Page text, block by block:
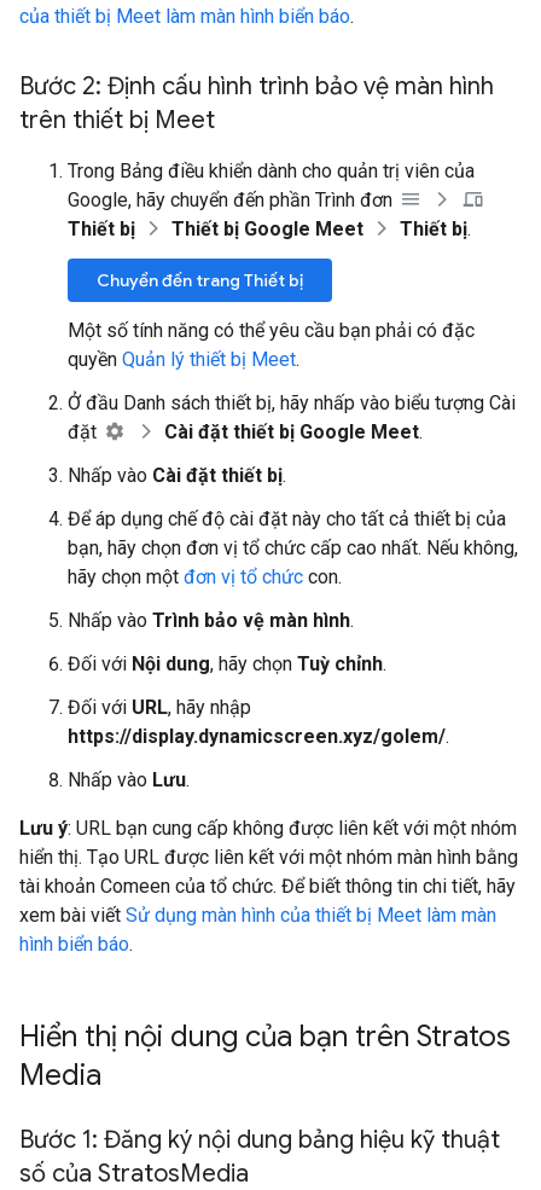
của thiết bị Meet làm màn hình biển báo.
Bước 2: Định cấu hình trình bảo vệ màn hình
trên thiết bị Meet
Trong Bảng điều khiển dành cho quản trị viên của
Google, hãy chuyển đến phần Trình đơn
Thiết bị
Thiết bị Google Meet Thiết bị.
Chuyển đến trang Thiết bị
Một số tính năng có thể yêu cầu bạn phải có đặc
quyền Quản lý thiết bị Meet.
Ở đầu Danh sách thiết bị, hãy nhấp vào biểu tượng Cài
đặt
Cài đặt thiết bị Google Meet.
Nhấp vào Cài đặt thiết bị.
Để áp dụng chế độ cài đặt này cho tất cả thiết bị của
bạn, hãy chọn đơn vị tổ chức cấp cao nhất. Nếu không,
hãy chọn một đơn vị tổ chức con.
Nhấp vào Trình bảo vệ màn hình.
Đối với Nội dung, hãy chọn Tuỳ chỉnh.
Đối với URL, hãy nhập
https://display.dynamicscreen.xyz/golem/.
Nhấp vào Lưu.
Lưu ý: URL bạn cung cấp không được liên kết với một nhóm
hiển thị. Tạo URL được liên kết với một nhóm màn hình bằng
tài khoản Comeen của tổ chức. Để biết thông tin chi tiết, hãy
xem bài viết Sử dụng màn hình của thiết bị Meet làm màn
hình biển báo.
Hiển thị nội dung của bạn trên Stratos
Media
Bước 1: Đăng ký nội dung bảng hiệu kỹ thuật
số của StratosMedia